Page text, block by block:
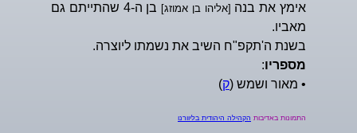
אימץ את בנה [אליהו בן אמוזג]
בן ה-4 שהתייתם גם
מאביו.
בשנת ה'תקפ"ח השיב את נשמתו ליוצרה.
מספריו:
• מאור ושמש (ק)
התמונות באדיבות הקהילה היהודית בליוורנו